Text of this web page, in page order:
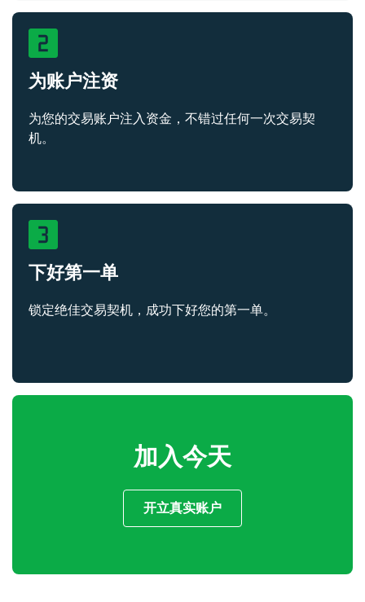
为账户注资
为您的交易账户注入资金，不错过任何一次交易契
机。
下好第一单
锁定绝佳交易契机，成功下好您的第一单。
加入今天
开立真实账户